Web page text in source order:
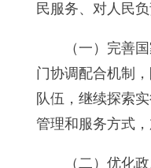
民服务、对人民
（一）完善
门协调配合机制
队伍，继续探索
管理和服务方式
（二）优化